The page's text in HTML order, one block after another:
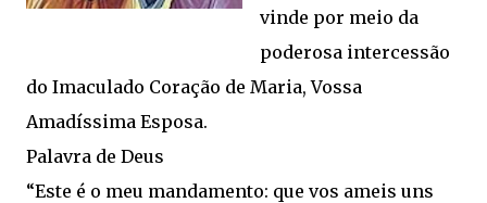
vinde por meio da
poderosa intercessão
do Imaculado Coração de Maria, Vossa
Amadíssima Esposa.
Palavra de Deus
“Este é o meu mandamento: que vos ameis uns